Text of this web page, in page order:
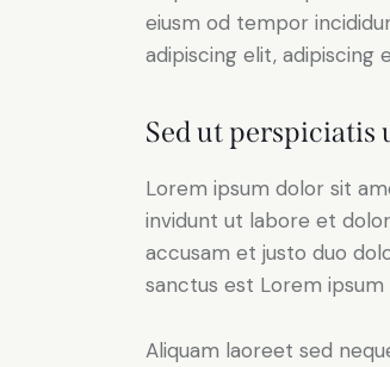
eiusm od tempor
adipiscing elit, adipiscing
Sed ut perspiciatis
Lorem ipsum dolor sit
invidunt ut labore et
accusam et justo duo
sanctus est Lorem
Aliquam laoreet sed